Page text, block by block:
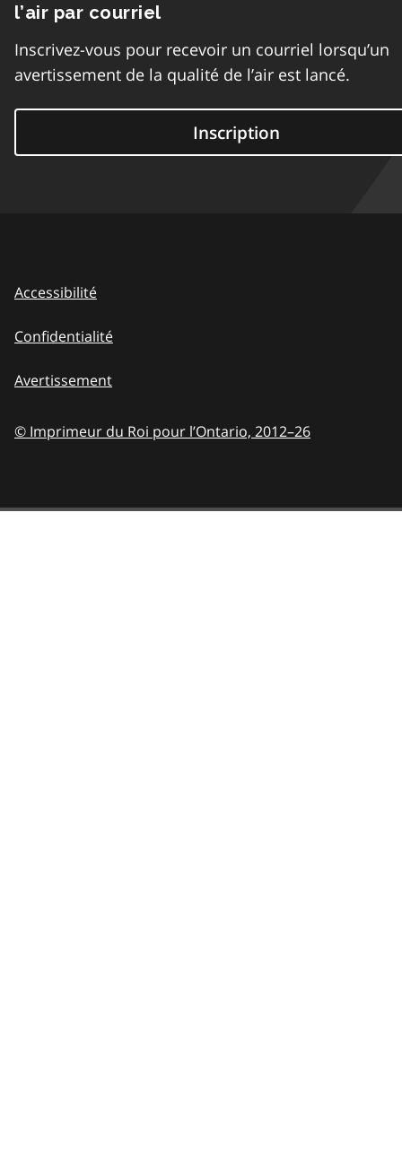
l’air par courriel
Inscrivez-vous pour recevoir un courriel lorsqu’un
avertissement de la qualité de l’air est lancé.
Inscription
Accessibilité
Confidentialité
Avertissement
© Imprimeur du Roi pour l’Ontario, 2012–26